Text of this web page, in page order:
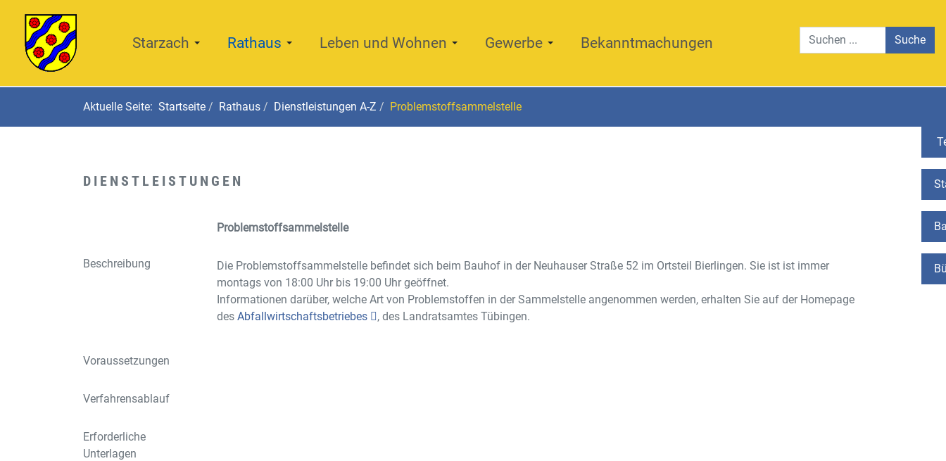
Starzach Rathaus Leben und Wohnen Gewerbe Bekanntmachungen Suche
Aktuelle Seite: Startseite Rathaus Dienstleistungen A-Z Problemstoffsammelstelle
DIENSTLEISTUNGEN
Problemstoffsammelstelle
Beschreibung
Die Problemstoffsammelstelle befindet sich beim Bauhof in der Neuhauser Straße 52 im Ortsteil Bierlingen. Sie ist ist immer
montags von 18:00 Uhr bis 19:00 Uhr geöffnet.
Informationen darüber, welche Art von Problemstoffen in der Sammelstelle angenommen werden, erhalten Sie auf der Homepage
des Abfallwirtschaftsbetriebes , des Landratsamtes Tübingen.
Voraussetzungen
Verfahrensablauf
Erforderliche
Unterlagen